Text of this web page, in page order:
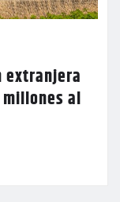
extranjera
al